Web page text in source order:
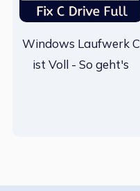
Windows Laufwerk C
ist Voll - So geht's